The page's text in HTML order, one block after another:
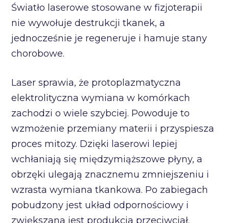
Światło laserowe stosowane w fizjoterapii
nie wywołuje destrukcji tkanek, a
jednocześnie je regeneruje i hamuje stany
chorobowe.
Laser sprawia, że protoplazmatyczna
elektrolityczna wymiana w komórkach
zachodzi o wiele szybciej. Powoduje to
wzmożenie przemiany materii i przyspiesza
proces mitozy. Dzięki laserowi lepiej
wchłaniają się międzymiąższowe płyny, a
obrzęki ulegają znacznemu zmniejszeniu i
wzrasta wymiana tkankowa. Po zabiegach
pobudzony jest układ odpornościowy i
zwiększana jest produkcja przeciwciał.